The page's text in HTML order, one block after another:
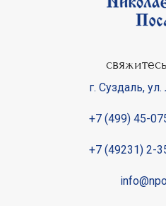
г. Суздаль, ул.
+7 (499) 45-
+7 (49231) 2-